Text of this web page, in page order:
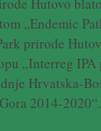
„Endemic
prirode
„Interreg IPA
Hrvatska-
2014-2020“.